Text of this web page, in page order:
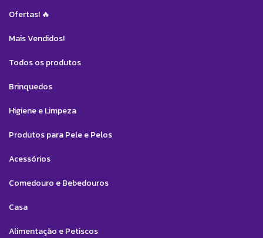
Ofertas! 🔥
Mais Vendidos!
Todos os produtos
Brinquedos
Higiene e Limpeza
Produtos para Pele e Pelos
Acessórios
Comedouro e Bebedouros
Casa
Alimentação e Petiscos